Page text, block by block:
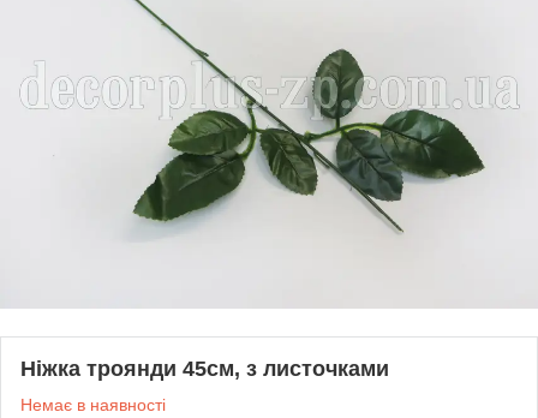
Ніжка троянди 45см, з листочками
Немає в наявності